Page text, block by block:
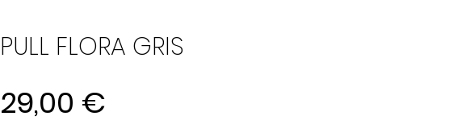
PULL FLORA GRIS
29,00 €